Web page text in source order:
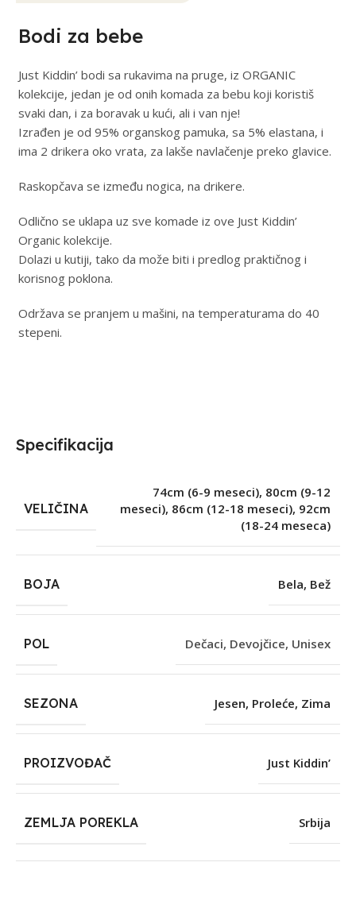
Bodi za bebe
Just Kiddin’ bodi sa rukavima na pruge, iz ORGANIC
kolekcije, jedan je od onih komada za bebu koji koristiš
svaki dan, i za boravak u kući, ali i van nje!
Izrađen je od 95% organskog pamuka, sa 5% elastana, i
ima 2 drikera oko vrata, za lakše navlačenje preko glavice.
Raskopčava se između nogica, na drikere.
Odlično se uklapa uz sve komade iz ove Just Kiddin’
Organic kolekcije.
Dolazi u kutiji, tako da može biti i predlog praktičnog i
korisnog poklona.
Održava se pranjem u mašini, na temperaturama do 40
stepeni.
Specifikacija
VELIČINA
74cm (6-9 meseci), 80cm (9-12
meseci), 86cm (12-18 meseci), 92cm
(18-24 meseca)
BOJA Bela, Bež
POL Dečaci, Devojčice, Unisex
SEZONA Jesen, Proleće, Zima
PROIZVOĐAČ Just Kiddin’
ZEMLJA POREKLA Srbija